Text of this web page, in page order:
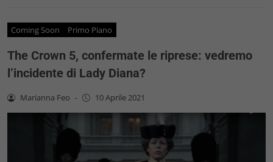
Coming Soon Primo Piano
The Crown 5, confermate le riprese: vedremo
l’incidente di Lady Diana?
Marianna Feo - 10 Aprile 2021